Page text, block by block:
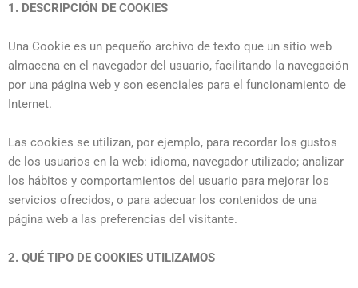
1. DESCRIPCIÓN DE COOKIES
Una Cookie es un pequeño archivo de texto que un sitio web
almacena en el navegador del usuario, facilitando la navegación
por una página web y son esenciales para el funcionamiento de
Internet.
Las cookies se utilizan, por ejemplo, para recordar los gustos
de los usuarios en la web: idioma, navegador utilizado; analizar
los hábitos y comportamientos del usuario para mejorar los
servicios ofrecidos, o para adecuar los contenidos de una
página web a las preferencias del visitante.
2. QUÉ TIPO DE COOKIES UTILIZAMOS